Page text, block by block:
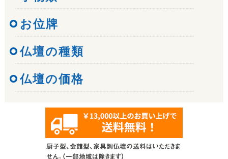
お位牌
仏壇の種類
仏壇の価格